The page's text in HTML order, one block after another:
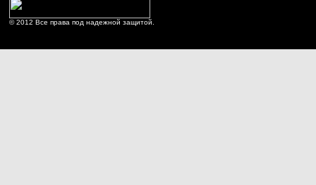
© 2012 Все права под надежной защитой.